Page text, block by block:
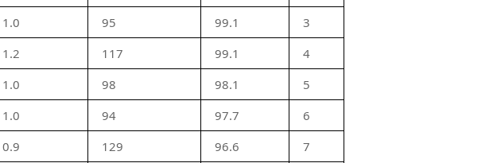
1.0 95 99.1
3
1.2 117 99.1
4
1.0 98 98.1
5
1.0 94 97.7
6
0.9 129 96.6
7